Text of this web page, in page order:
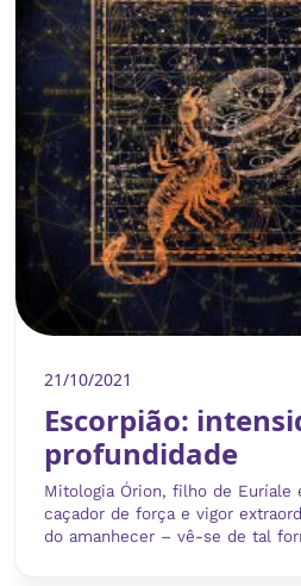
21/10/2021
Escorpião:
profundidade
Mitologia Órion, filho de Euríale
caçador de força e vigor
do amanhecer – vê-se de tal